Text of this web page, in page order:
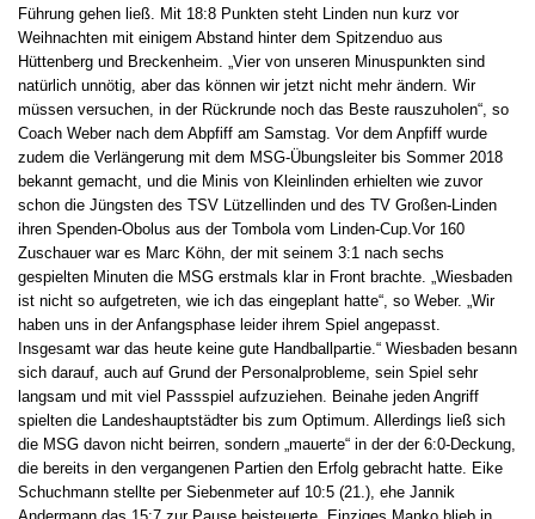
Führung gehen ließ. Mit 18:8 Punkten steht Linden nun kurz vor
Weihnachten mit einigem Abstand hinter dem Spitzenduo aus
Hüttenberg und Breckenheim. „Vier von unseren Minuspunkten sind
natürlich unnötig, aber das können wir jetzt nicht mehr ändern. Wir
müssen versuchen, in der Rückrunde noch das Beste rauszuholen“, so
Coach Weber nach dem Abpfiff am Samstag. Vor dem Anpfiff wurde
zudem die Verlängerung mit dem MSG-Übungsleiter bis Sommer 2018
bekannt gemacht, und die Minis von Kleinlinden erhielten wie zuvor
schon die Jüngsten des TSV Lützellinden und des TV Großen-Linden
ihren Spenden-Obolus aus der Tombola vom Linden-Cup.Vor 160
Zuschauer war es Marc Köhn, der mit seinem 3:1 nach sechs
gespielten Minuten die MSG erstmals klar in Front brachte. „Wiesbaden
ist nicht so aufgetreten, wie ich das eingeplant hatte“, so Weber. „Wir
haben uns in der Anfangsphase leider ihrem Spiel angepasst.
Insgesamt war das heute keine gute Handballpartie.“ Wiesbaden besann
sich darauf, auch auf Grund der Personalprobleme, sein Spiel sehr
langsam und mit viel Passspiel aufzuziehen. Beinahe jeden Angriff
spielten die Landeshauptstädter bis zum Optimum. Allerdings ließ sich
die MSG davon nicht beirren, sondern „mauerte“ in der der 6:0-Deckung,
die bereits in den vergangenen Partien den Erfolg gebracht hatte. Eike
Schuchmann stellte per Siebenmeter auf 10:5 (21.), ehe Jannik